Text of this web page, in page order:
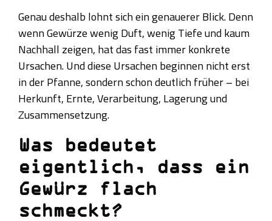
Genau deshalb lohnt sich ein genauerer Blick. Denn
wenn Gewürze wenig Duft, wenig Tiefe und kaum
Nachhall zeigen, hat das fast immer konkrete
Ursachen. Und diese Ursachen beginnen nicht erst
in der Pfanne, sondern schon deutlich früher – bei
Herkunft, Ernte, Verarbeitung, Lagerung und
Zusammensetzung.
Was bedeutet
eigentlich, dass ein
Gewürz flach
schmeckt?